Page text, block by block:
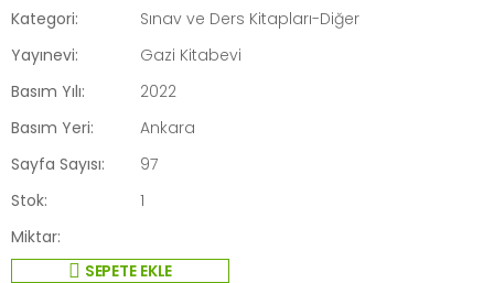
Kategori:
Sınav ve Ders Kitapları-Diğer
Yayınevi:
Gazi Kitabevi
Basım Yılı:
2022
Basım Yeri:
Ankara
Sayfa Sayısı:
97
Stok:
1
Miktar:
SEPETE EKLE